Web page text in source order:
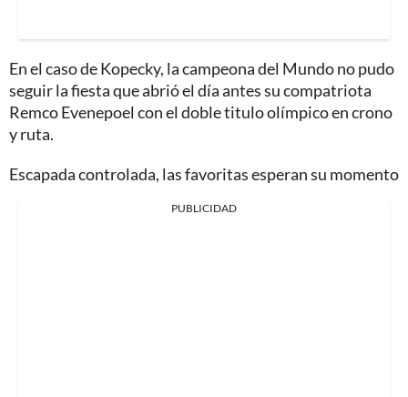
En el caso de Kopecky, la campeona del Mundo no pudo
seguir la fiesta que abrió el día antes su compatriota
Remco Evenepoel con el doble titulo olímpico en crono
y ruta.
Escapada controlada, las favoritas esperan su momento
PUBLICIDAD